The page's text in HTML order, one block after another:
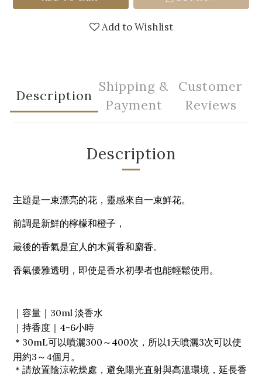
Add to Wishlist
Description
Shipping &
Payment
Customer
Reviews
Description
主題是一束漂亮的花，靈感來自一束鮮花。
前調是新鮮的檸檬和橙子，
最後的香氣是宜人的木質香和麝香。
香氣優雅透明，即使是香水初學者也能輕鬆使用。
｜容量｜30ml 淡香水
｜持香度｜4-6小時
＊30mL可以噴灑300～400次，所以1天噴灑3次可以使
用約3～4個月。
＊請放置陰涼乾燥處，避免陽光直射與高溫環境，延長香